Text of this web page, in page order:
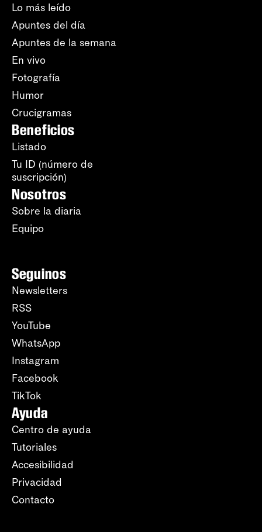
Lo más leído
Apuntes del día
Apuntes de la semana
En vivo
Fotografía
Humor
Crucigramas
Beneficios
Listado
Tu ID (número de
suscripción)
Nosotros
Sobre la diaria
Equipo
Seguinos
Newsletters
RSS
YouTube
WhatsApp
Instagram
Facebook
TikTok
Ayuda
Centro de ayuda
Tutoriales
Accesibilidad
Privacidad
Contacto